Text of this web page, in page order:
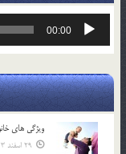
پخش‌کننده
00:00
ويژگي هاي
29 اسفند 03